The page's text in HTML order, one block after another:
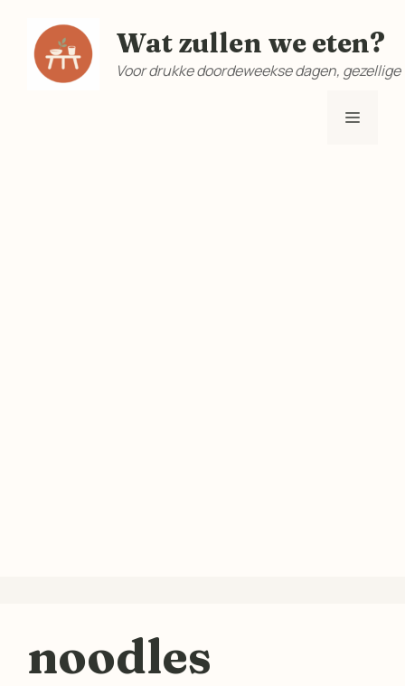
Wat zullen we eten?
Voor drukke doordeweekse dagen,
Menu
noodles